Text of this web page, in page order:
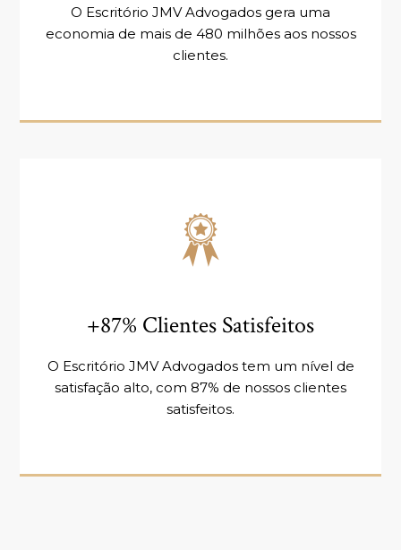
O Escritório JMV Advogados gera uma
economia de mais de 480 milhões aos nossos
clientes.
+87% Clientes Satisfeitos
O Escritório JMV Advogados tem um nível de
satisfação alto, com 87% de nossos clientes
satisfeitos.